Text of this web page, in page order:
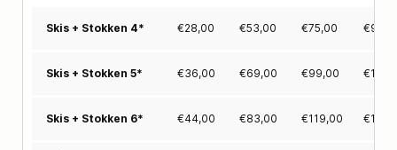
Skis + Stokken 4* €28,00 €53,00 €75,00 €
Skis + Stokken 5* €36,00 €69,00 €99,00 €
Skis + Stokken 6* €44,00 €83,00 €119,00 €